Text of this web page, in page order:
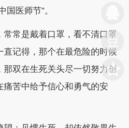
医师节”。
常是戴着口罩，看不清口罩
直记得，那个在最危险的时候
双在生死关头尽一切努力创
痛苦中给予信心和勇气的安